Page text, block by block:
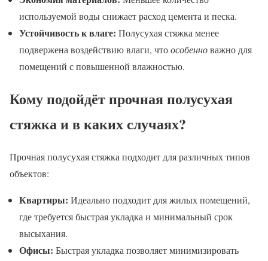
используемой воды снижает расход цемента и песка.
Устойчивость к влаге: Полусухая стяжка менее
подвержена воздействию влаги, чтоособенноважно для
помещений с повышенной влажностью.
Кому подойдёт прочная полусухая
стяжка и в каких случаях?
Прочная полусухая стяжка подходит для различных типов
объектов:
Квартиры: Идеально подходит для жилых помещений,
где требуется быстрая укладка и минимальный срок
высыхания.
Офисы: Быстрая укладка позволяет минимизировать